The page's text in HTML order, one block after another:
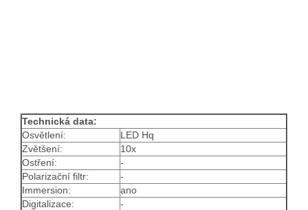
Technická data:
Osvětlení:
LED Hq
Zvětšení:
10x
Ostření:
-
Polarizační filtr:
-
Immersion:
ano
Digitalizace:
-